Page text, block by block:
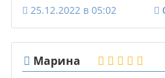
25.12.2022 в 05:02
Марина